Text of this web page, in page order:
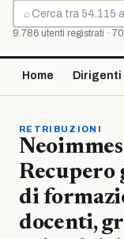
⌕
Cerca
9.786 utenti registrati ·
Home Dirigenti
RETRIBUZIONI
Recupero
di
docenti,